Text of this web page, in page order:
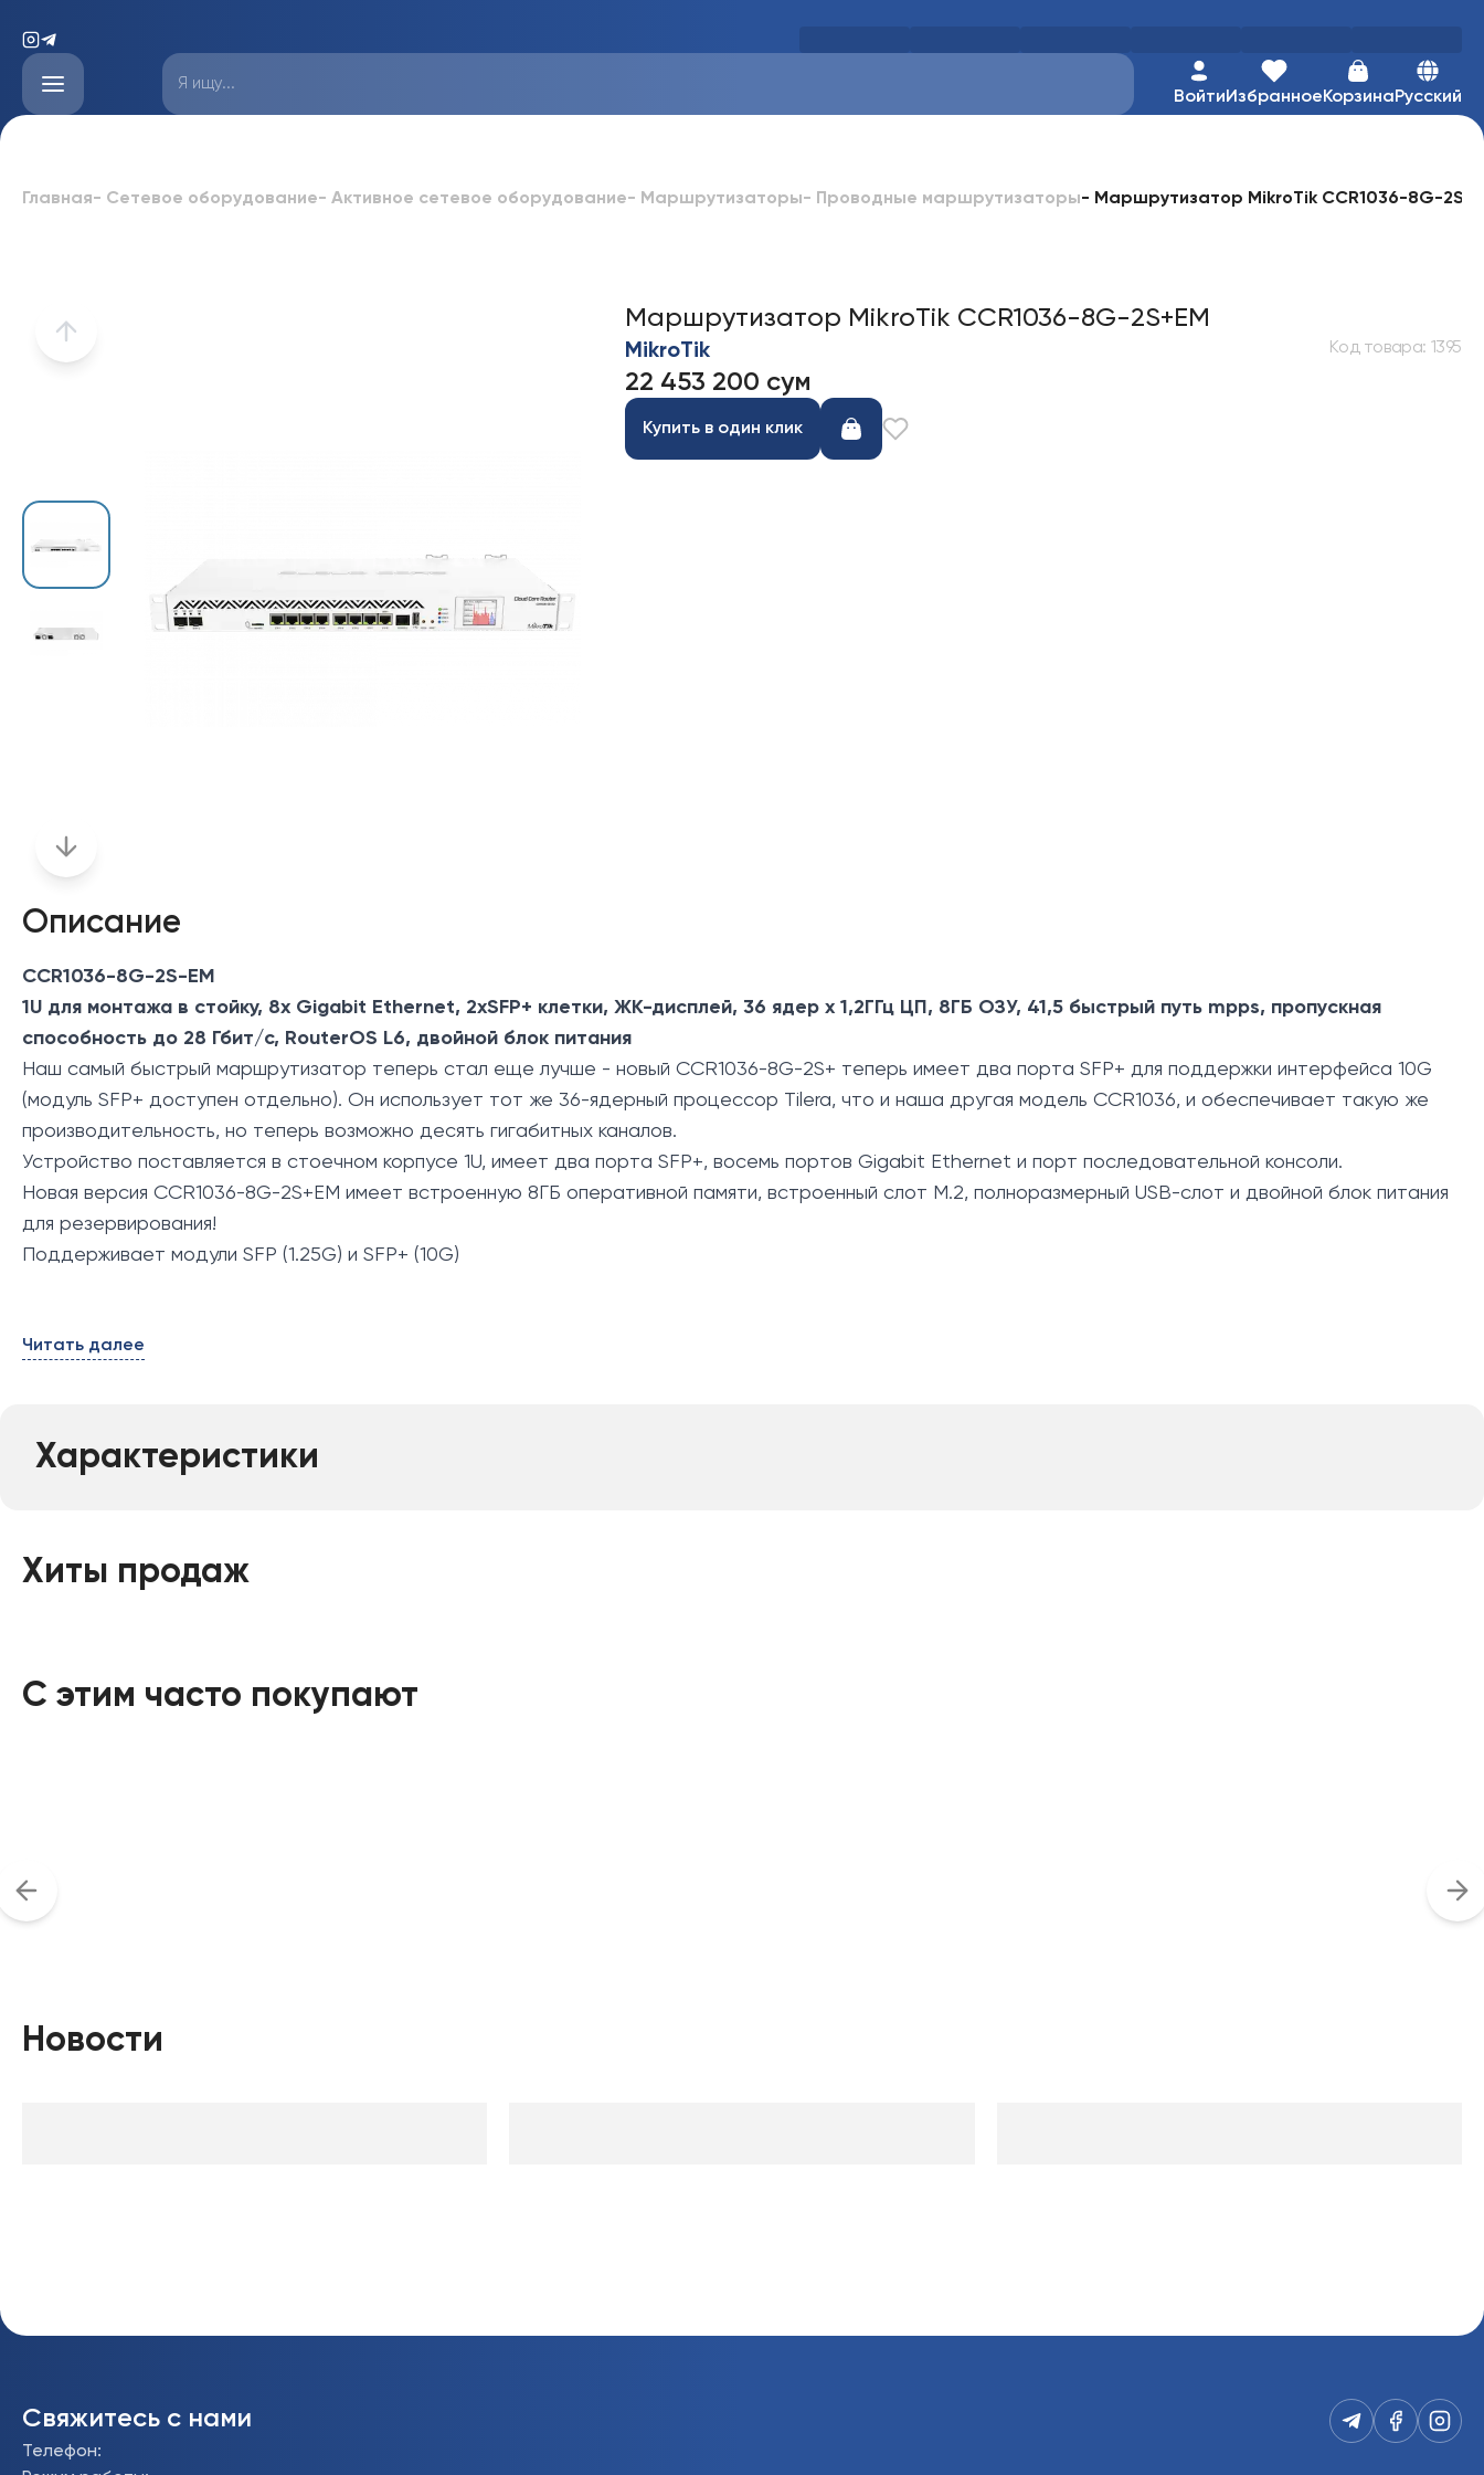
ВойтиИзбранноеКорзинаРусский
Главная- Сетевое оборудование- Активное сетевое оборудование- Маршрутизаторы- Проводные маршрутизаторы- Маршрутизатор MikroTik CCR1036-8G-
Маршрутизатор MikroTik CCR1036-8G-2S+EM
MikroTik Код товара: 1395
22 453 200 сум
Купить в один клик
Описание
CCR1036-8G-2S-EM
1U для монтажа в стойку, 8x Gigabit Ethernet, 2xSFP+ клетки, ЖК-дисплей, 36 ядер x 1,2ГГц ЦП, 8ГБ ОЗУ, 41,5 быстрый путь mpps, пропускная
способность до 28 Гбит/с, RouterOS L6, двойной блок питания
Наш самый быстрый маршрутизатор теперь стал еще лучше - новый CCR1036-8G-2S+ теперь имеет два порта SFP+ для поддержки интерфейса 10G
(модуль SFP+ доступен отдельно). Он использует тот же 36-ядерный процессор Tilera, что и наша другая модель CCR1036, и обеспечивает такую же
производительность, но теперь возможно десять гигабитных каналов.
Устройство поставляется в стоечном корпусе 1U, имеет два порта SFP+, восемь портов Gigabit Ethernet и порт последовательной консоли.
Новая версия CCR1036-8G-2S+EM имеет встроенную 8ГБ оперативной памяти, встроенный слот M.2, полноразмерный USB-слот и двойной блок питания
для резервирования!
Поддерживает модули SFP (1.25G) и SFP+ (10G)
Читать далее
Характеристики
Хиты продаж
С этим часто покупают
Новости
Свяжитесь с нами
Телефон: